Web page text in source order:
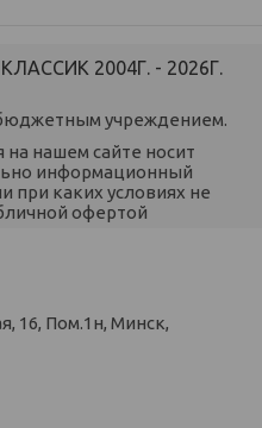
2004Г. - 2026Г.
учреждением.
нашем сайте носит
информационный
при каких условиях не
офертой
16, Пом.1н, Минск,